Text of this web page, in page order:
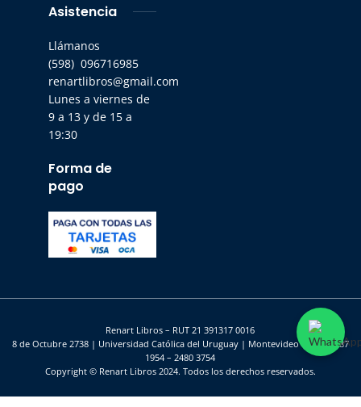
Asistencia
Llámanos
(598) 096716985
renartlibros@gmail.com
Lunes a viernes de
9 a 13 y de 15 a
19:30
Forma de
pago
Renart Libros – RUT 21 391317 0016
8 de Octubre 2738 | Universidad Católica del Uruguay | Montevideo – UY | 2487
1954 – 2480 3754
Copyright © Renart Libros 2024. Todos los derechos reservados.